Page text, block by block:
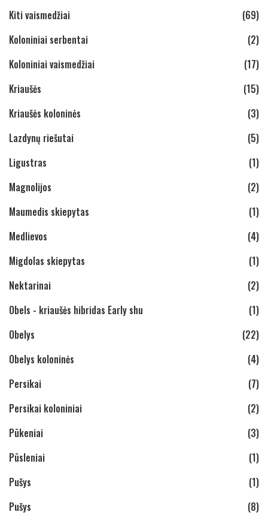
Kiti vaismedžiai
(69)
Koloniniai serbentai
(2)
Koloniniai vaismedžiai
(17)
Kriaušės
(15)
Kriaušės koloninės
(3)
Lazdynų riešutai
(5)
Ligustras
(1)
Magnolijos
(2)
Maumedis skiepytas
(1)
Medlievos
(4)
Migdolas skiepytas
(1)
Nektarinai
(2)
Obels - kriaušės hibridas Early shu
(1)
Obelys
(22)
Obelys koloninės
(4)
Persikai
(7)
Persikai koloniniai
(2)
Pūkeniai
(3)
Pūsleniai
(1)
Pušys
(1)
Pušys
(8)